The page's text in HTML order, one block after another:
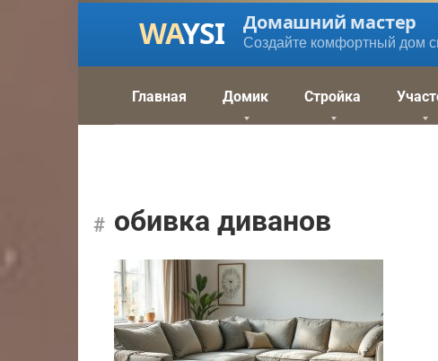
Домашний мастер
Создайте комфортный дом
Главная Домик Стройка
обивка диванов